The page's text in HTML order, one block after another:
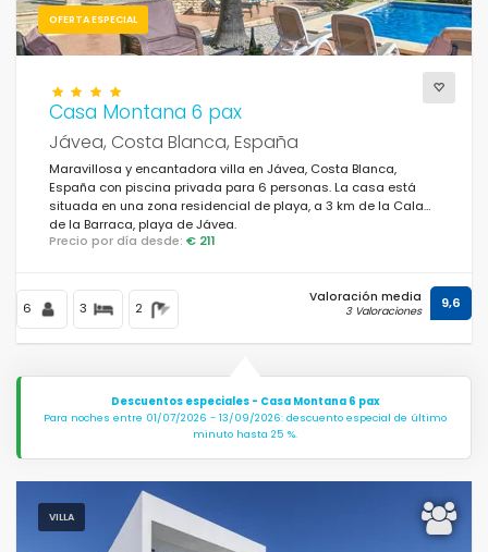
OFERTA ESPECIAL
Casa Montana 6 pax
Jávea, Costa Blanca, España
Maravillosa y encantadora villa en Jávea, Costa Blanca,
España con piscina privada para 6 personas. La casa está
situada en una zona residencial de playa, a 3 km de la Cala
de la Barraca, playa de Jávea.
Precio por día desde: € 211
6 3 2
Valoración media
3 Valoraciones 9,6
Descuentos especiales - Casa Montana 6 pax
Para noches entre 01/07/2026 - 13/09/2026: descuento especial de último
minuto hasta 25 %.
VILLA